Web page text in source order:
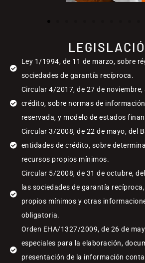
Ley 1/1994, de 11 de marzo, sobre
sociedades de garantía recíproca.
Circular 4/2017, de 27 de noviembre,
crédito, sobre normas de
reservada, y modelo de estados
Circular 3/2008, de 22 de mayo, del
entidades de crédito, sobre
recursos propios mínimos.
Circular 5/2008, de 31 de octubre,
las sociedades de garantía
propios mínimos y otras
obligatoria.
Orden EHA/1327/2009, de 26 de
especiales para la elaboración,
presentación de la información